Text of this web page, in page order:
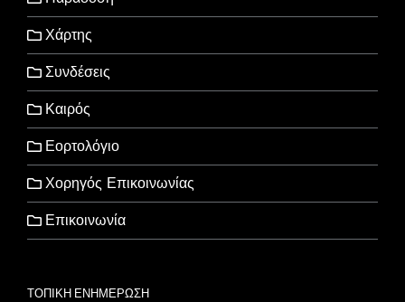
Χάρτης
Συνδέσεις
Καιρός
Εορτολόγιο
Χορηγός Επικοινωνίας
Επικοινωνία
ΤΟΠΙΚΗ ΕΝΗΜΕΡΩΣΗ